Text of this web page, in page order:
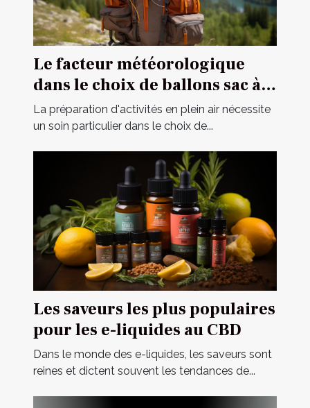
Le facteur météorologique
dans le choix de ballons sac à
dos pour des opérations
extérieures
La préparation d'activités en plein air nécessite
un soin particulier dans le choix de...
Les saveurs les plus populaires
pour les e-liquides au CBD
Dans le monde des e-liquides, les saveurs sont
reines et dictent souvent les tendances de...